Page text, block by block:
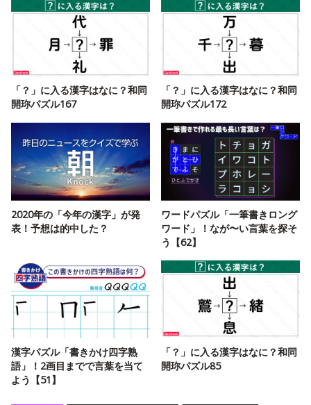
「？」に入る漢字はなに？和同
開珎パズル167
「？」に入る漢字はなに？和同
開珎パズル172
2020年の「今年の漢字」が発
表！予想は的中した？
ワードパズル「一筆書きロング
ワード」！なが〜い言葉を探そ
う【62】
漢字パズル「書きかけ四字熟
語」！2画目までで言葉を当て
よう【51】
「？」に入る漢字はなに？和同
開珎パズル85